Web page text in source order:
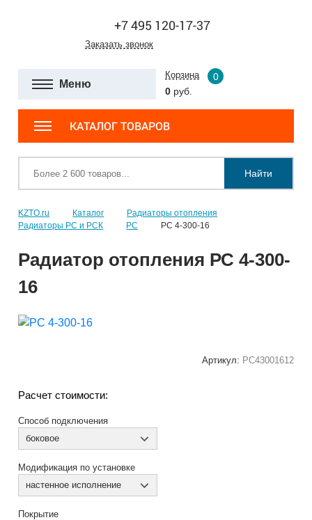
+7 495 120-17-37
Заказать звонок
Меню
Корзина
0
0 руб.
КАТАЛОГ ТОВАРОВ
Найти
KZTO.ru Каталог
Радиаторы отопления
Радиаторы РС и РСК
РС РС 4-300-16
Радиатор отопления РС 4-300-
16
Артикул: РС43001612
Расчет стоимости:
Способ подключения
боковое
Модификация по установке
настенное исполнение
Покрытие